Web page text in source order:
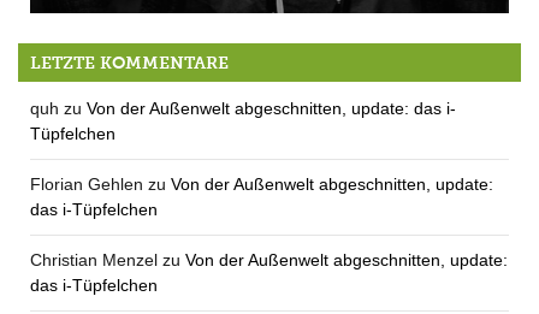
Das Kunstwerk des Monats … heute wieder einmal aus Berg
LETZTE KOMMENTARE
quh zu Von der Außenwelt abgeschnitten, update: das i-
Tüpfelchen
Florian Gehlen zu Von der Außenwelt abgeschnitten, update:
das i-Tüpfelchen
Christian Menzel zu Von der Außenwelt abgeschnitten, update:
das i-Tüpfelchen